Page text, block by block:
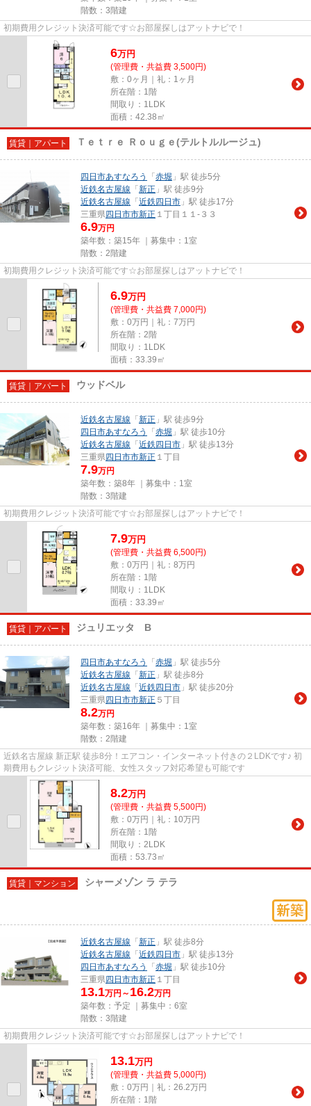
階数：3階建
初期費用クレジット決済可能です☆お部屋探しはアットナビで！
6万円
(管理費・共益費 3,500円)
敷：0ヶ月｜礼：1ヶ月
所在階：1階
間取り：1LDK
面積：42.38㎡
賃貸｜アパート Ｔｅｔｒｅ Ｒｏｕｇｅ(テルトルルージュ)
四日市あすなろう 「 赤堀 」駅 徒歩5分
近鉄名古屋線 「 新正 」駅 徒歩9分
近鉄名古屋線 「 近鉄四日市 」駅 徒歩17分
三重県四日市市新正 １丁目１１-３３
6.9万円
築年数：築15年 ｜募集中： 1室
階数：2階建
初期費用クレジット決済可能です☆お部屋探しはアットナビで！
6.9万円
(管理費・共益費 7,000円)
敷：0万円｜礼：7万円
所在階：2階
間取り：1LDK
面積：33.39㎡
賃貸｜アパート ウッドベル
近鉄名古屋線 「 新正 」駅 徒歩9分
四日市あすなろう
「 赤堀 」駅 徒歩10分
近鉄名古屋線 「 近鉄四日市 」駅 徒歩13分
三重県四日市市新正 １丁目
7.9万円
築年数：築8年 ｜募集中： 1室
階数：3階建
初期費用クレジット決済可能です☆お部屋探しはアットナビで！
7.9万円
(管理費・共益費 6,500円)
敷：0万円｜礼：8万円
所在階：1階
間取り：1LDK
面積：33.39㎡
賃貸｜アパート ジュリエッタ B
四日市あすなろう 「 赤堀 」駅 徒歩5分
近鉄名古屋線 「 新正 」駅 徒歩8分
近鉄名古屋線 「 近鉄四日市 」駅 徒歩20分
三重県四日市市新正 ５丁目
8.2万円
築年数：築16年 ｜募集中： 1室
階数：2階建
近鉄名古屋線 新正駅 徒歩8分！エアコン・インターネット付きの２LDKです♪ 初
期費用もクレジット決済可能、女性スタッフ対応希望も可能です
8.2万円
(管理費・共益費 5,500円)
敷：0万円｜礼：10万円
所在階：1階
間取り：2LDK
面積：53.73㎡
賃貸｜マンション シャーメゾン ラ テラ
近鉄名古屋線 「 新正 」駅 徒歩8分
近鉄名古屋線 「 近鉄四日市 」駅 徒歩13分
四日市あすなろう
「 赤堀 」駅 徒歩10分
三重県四日市市新正 １丁目
13.1万円～ 16.2万円
築年数：予定 ｜募集中： 6室
階数：3階建
初期費用クレジット決済可能です☆お部屋探しはアットナビで！
13.1万円
(管理費・共益費 5,000円)
敷：0万円｜礼：26.2万円
所在階：1階